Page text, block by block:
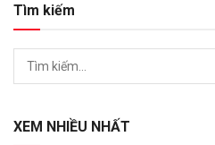
Tìm kiếm
XEM NHIỀU NHẤT